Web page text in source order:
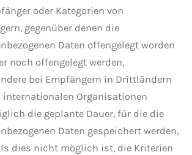
oder Kategorien von
gegenüber denen die
Daten offengelegt worden
noch offengelegt werden,
bei Empfängern in Drittländern
internationalen Organisationen
die geplante Dauer, für die die
Daten gespeichert werden,
dies nicht möglich ist, die Kriterien